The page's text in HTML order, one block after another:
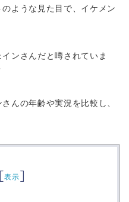
ような見た目で、イケメン
ンさんだと噂されていま
んの年齢や実況を比較し、
[表示]